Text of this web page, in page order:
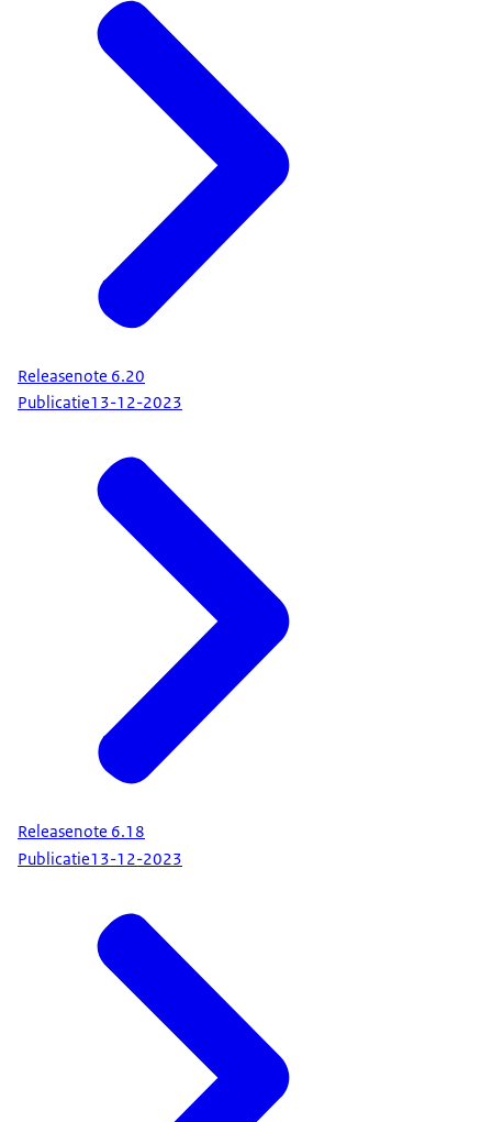
Releasenote 6.20
Publicatie13-12-2023
Releasenote 6.18
Publicatie13-12-2023